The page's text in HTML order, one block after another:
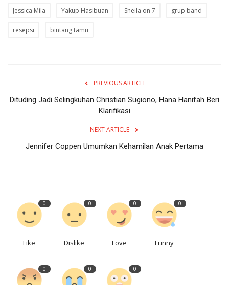
Jessica Mila Yakup Hasibuan Sheila on 7 grup band
resepsi bintang tamu
PREVIOUS ARTICLE
Dituding Jadi Selingkuhan Christian Sugiono, Hana Hanifah Beri
Klarifikasi
NEXT ARTICLE
Jennifer Coppen Umumkan Kehamilan Anak Pertama
0
Like
0
Dislike
0
Love
0
Funny
0 0 0